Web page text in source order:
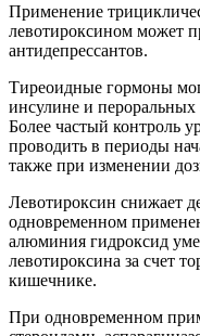
Применение
левотироксином может
антидепрессантов.
Тиреоидные гормоны
инсулине и пероральных
Более частый контроль
проводить в периоды
также при изменении
Левотироксин снижает
одновременном
алюминия гидроксид
левотироксина за счет
кишечнике.
При одновременном